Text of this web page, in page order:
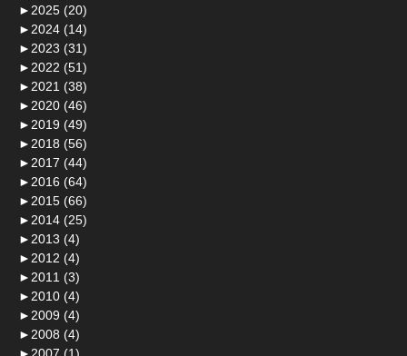
► 2025 (20)
► 2024 (14)
► 2023 (31)
► 2022 (51)
► 2021 (38)
► 2020 (46)
► 2019 (49)
► 2018 (56)
► 2017 (44)
► 2016 (64)
► 2015 (66)
► 2014 (25)
► 2013 (4)
► 2012 (4)
► 2011 (3)
► 2010 (4)
► 2009 (4)
► 2008 (4)